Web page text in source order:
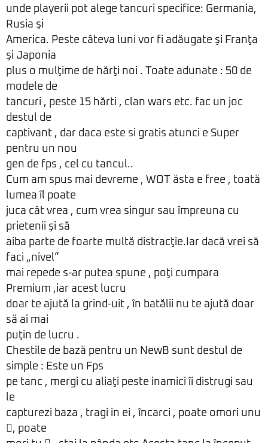
unde playerii pot alege tancuri specifice: Germania,
Rusia şi
America. Peste câteva luni vor fi adăugate şi Franţa
şi Japonia
plus o mulţime de hărţi noi . Toate adunate : 50 de
modele de
tancuri , peste 15 hărti , clan wars etc. fac un joc
destul de
captivant , dar daca este si gratis atunci e Super
pentru un nou
gen de fps , cel cu tancul..
Cum am spus mai devreme , WOT ăsta e free , toată
lumea îl poate
juca cât vrea , cum vrea singur sau împreuna cu
prietenii şi să
aiba parte de foarte multă distracţie.Iar dacă vrei să
faci „nivel”
mai repede s-ar putea spune , poţi cumpara
Premium ,iar acest lucru
doar te ajută la grind-uit , în batălii nu te ajută doar
să ai mai
puţin de lucru .
Chestile de bază pentru un NewB sunt destul de
simple : Este un Fps
pe tanc , mergi cu aliaţi peste inamici îi distrugi sau
le
capturezi baza , tragi in ei , încarci , poate omori unu
, poate